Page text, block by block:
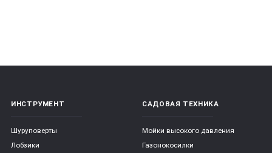
ИНСТРУМЕНТ
Шуруповерты
Лобзики
САДОВАЯ ТЕХНИКА
Мойки высокого давления
Газонокосилки